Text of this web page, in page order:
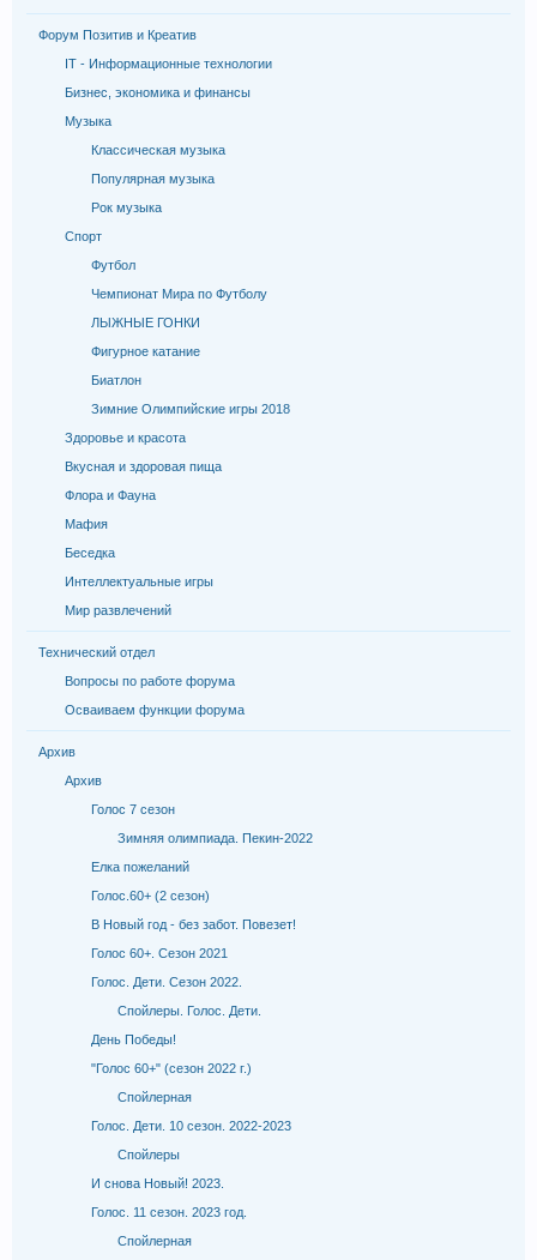
Форум Позитив и Креатив
IT - Информационные технологии
Бизнес, экономика и финансы
Музыка
Классическая музыка
Популярная музыка
Рок музыка
Спорт
Футбол
Чемпионат Мира по Футболу
ЛЫЖНЫЕ ГОНКИ
Фигурное катание
Биатлон
Зимние Олимпийские игры 2018
Здоровье и красота
Вкусная и здоровая пища
Флора и Фауна
Мафия
Беседка
Интеллектуальные игры
Мир развлечений
Технический отдел
Вопросы по работе форума
Осваиваем функции форума
Архив
Архив
Голос 7 сезон
Зимняя олимпиада. Пекин-2022
Елка пожеланий
Голос.60+ (2 сезон)
В Новый год - без забот. Повезет!
Голос 60+. Сезон 2021
Голос. Дети. Сезон 2022.
Спойлеры. Голос. Дети.
День Победы!
"Голос 60+" (сезон 2022 г.)
Спойлерная
Голос. Дети. 10 сезон. 2022-2023
Спойлеры
И снова Новый! 2023.
Голос. 11 сезон. 2023 год.
Спойлерная